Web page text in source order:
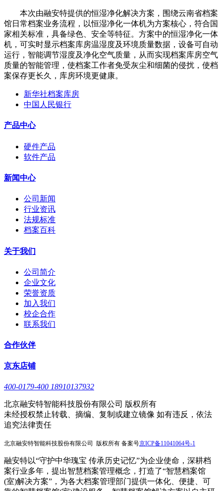
本次由融安特提供的恒湿净化解决方案，围绕云南省档案
馆日常档案业务流程，以恒湿净化一体机为方案核心，符合国
家相关标准，具备绿色、安全等特征。方案中的恒湿净化一体
机，可实时显示档案库房温湿度及环境质量数据，设备可自动
运行，智能调节湿度及净化空气质量，从而实现档案库房空气
质量的智能管理，使档案工作者免受灰尘和细菌的侵扰，使档
案保存更长久，库房环境更健康。
新华社档案库房
中国人民银行
产品中心
硬件产品
软件产品
新闻中心
公司新闻
行业资讯
法规标准
档案百科
关于我们
公司简介
企业文化
荣誉资质
加入我们
校企合作
联系我们
合作伙伴
京东店铺
400-0179-400 18910137932
北京融安特智能科技股份有限公司 版权所有
未经授权禁止转载、摘编、复制或建立镜像 如有违反，依法
追究法律责任
北京融安特智能科技股份有限公司 版权所有 备案号京ICP备11041064号-1
融安特以“守护中华瑰宝 传承历史记忆”为企业使命，深耕档
案行业多年，提出智慧档案管理概念，打造了“智慧档案馆
(室)解决方案”，为各大档案管理部门提供一体化、便捷、可